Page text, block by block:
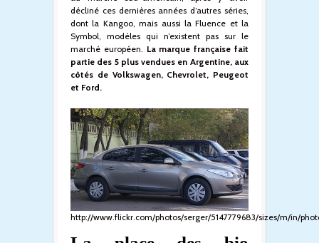
décliné ces dernières années d’autres séries,
dont la Kangoo, mais aussi la Fluence et la
Symbol, modèles qui n’existent pas sur le
marché européen. La marque française fait
partie des 5 plus vendues en Argentine, aux
côtés de Volkswagen, Chevrolet, Peugeot
et Ford.
http://www.flickr.com/photos/serger/5147779683/sizes/m/in/